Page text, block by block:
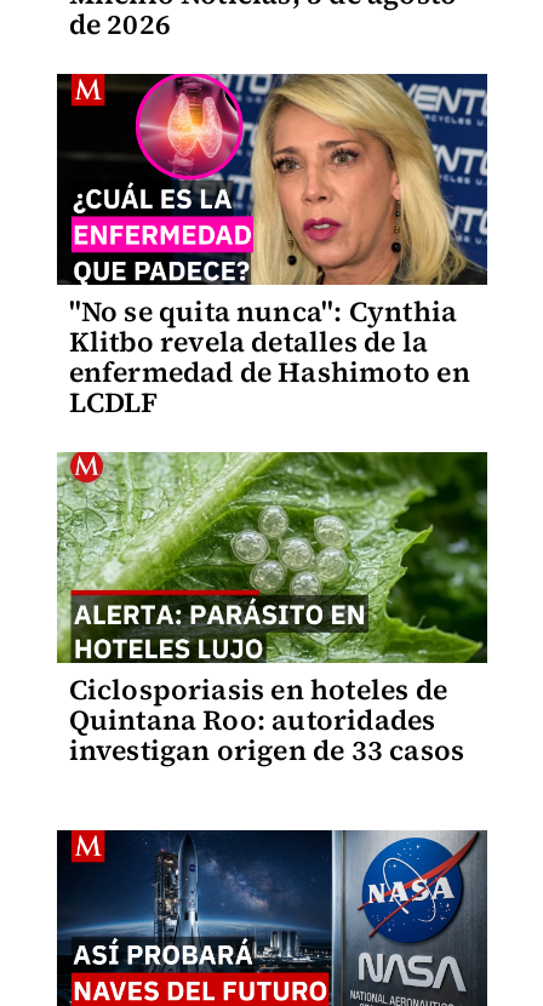
de 2026
"No se quita nunca": Cynthia
Klitbo revela detalles de la
enfermedad de Hashimoto en
LCDLF
Ciclosporiasis en hoteles de
Quintana Roo: autoridades
investigan origen de 33 casos